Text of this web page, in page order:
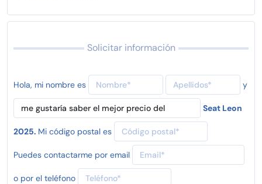
Solicitar información
Hola, mi nombre es y
Seat Leon
2025. Mi código postal es
Puedes contactarme por email
o por el teléfono